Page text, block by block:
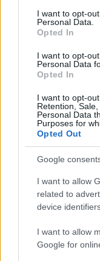
I want to opt-
Personal Data.
Opted In
I want to opt-
Personal Data
Opted In
I want to opt-
Retention,
Personal Data
Purposes for
Opted Out
Google
I want to allow
related to
device
I want to allow
Google for
sono
uomini e le
fanno che
Allora?Si tratta di
dalla via
via liberale che
l’esistenza del
insieme sia la
il lavoro nero
lavoro
che non
perseguito in
volta, più equi e